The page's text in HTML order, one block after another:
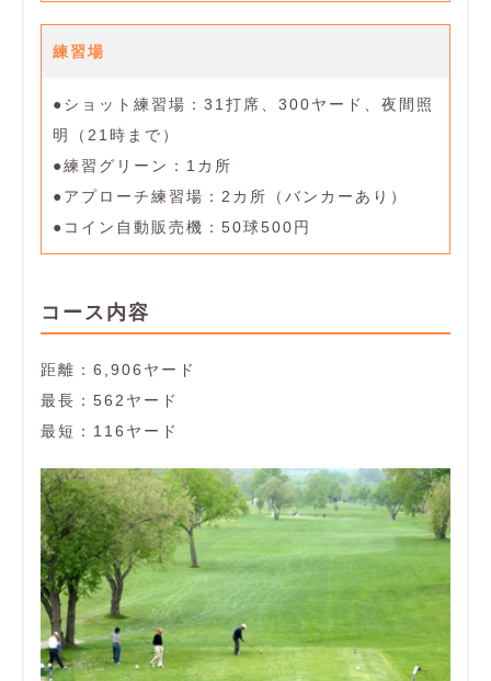
練習場
●ショット練習場：31打席、300ヤード、夜間照
明（21時まで）
●練習グリーン：1カ所
●アプローチ練習場：2カ所（バンカーあり）
●コイン自動販売機：50球500円
コース内容
距離：6,906ヤード
最長：562ヤード
最短：116ヤード